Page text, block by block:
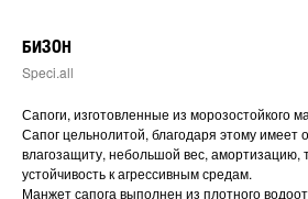
БИЗОН
Speci.all
Сапоги, изготовленные из морозостойкого
Сапог цельнолитой, благодаря этому имеет
влагозащиту, небольшой вес, амортизацию,
устойчивость к агрессивным средам.
Манжет сапога выполнен из плотного